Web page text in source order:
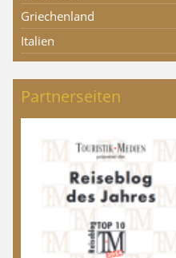
Griechenland
Italien
Partnerseiten